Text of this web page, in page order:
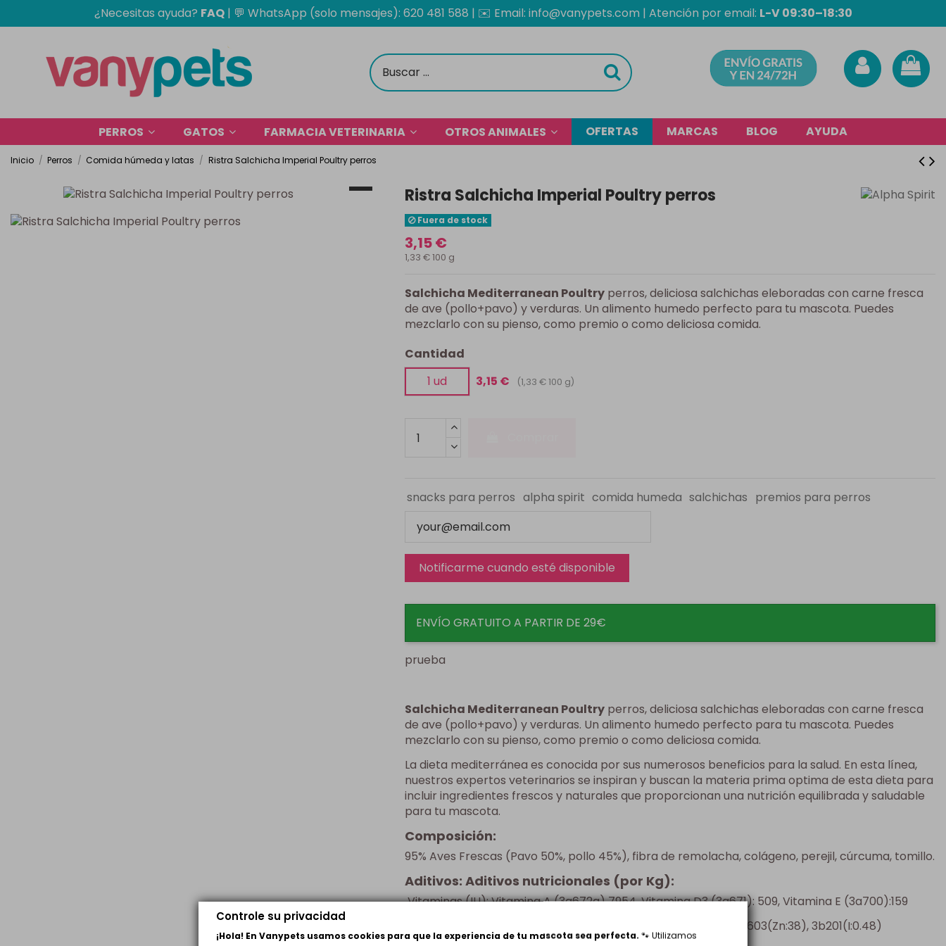
¿Necesitas ayuda? FAQ| 💬 WhatsApp (solo mensajes): 620 481 588 | ✉️ Email: info@vanypets.com | Atención por email: L-V 09:30–18:30
PERROS GATOS FARMACIA VETERINARIA OTROS ANIMALES OFERTAS MARCAS BLOG AYUDA
Inicio Perros Comida húmeda y latas Ristra Salchicha Imperial Poultry perros
Ristra Salchicha Imperial Poultry perros
Fuera de stock
3,15 €
1,33 € 100 g
Salchicha Mediterranean Poultry perros, deliciosa salchichas eleboradas con carne fresca
de ave (pollo+pavo) y verduras. Un alimento humedo perfecto para tu mascota. Puedes
mezclarlo con su pienso, como premio o como deliciosa comida.
Cantidad
1 ud
3,15 € (1,33 € 100 g)
snacks para perros alpha spirit comida humeda salchichas premios para perros
ENVÍO GRATUITO A PARTIR DE 29€
prueba
Salchicha Mediterranean Poultry perros, deliciosa salchichas eleboradas con carne fresca
de ave (pollo+pavo) y verduras. Un alimento humedo perfecto para tu mascota. Puedes
mezclarlo con su pienso, como premio o como deliciosa comida.
La dieta mediterránea es conocida por sus numerosos beneficios para la salud. En esta línea,
nuestros expertos veterinarios se inspiran y buscan la materia prima optima de esta dieta para
incluir ingredientes frescos y naturales que proporcionan una nutrición equilibrada y saludable
para tu mascota.
Composición:
95% Aves Frescas (Pavo 50%, pollo 45%), fibra de remolacha, colágeno, perejil, cúrcuma, tomillo.
Aditivos: Aditivos nutricionales (por Kg):
Vitaminas (IU): Vitamina A (3a672a) 7954, Vitamina D3 (3a671): 509, Vitamina E (3a700):159
Minerales (mg): 3b503(Mn:13), 3b103(Fe:25), 3b405(Cu:2.5),3b603(Zn:38), 3b201(I:0.48)
Controle su privacidad
¡Hola! En Vanypets usamos cookies para que la experiencia de tu mascota sea perfecta. 🐾 Utilizamos